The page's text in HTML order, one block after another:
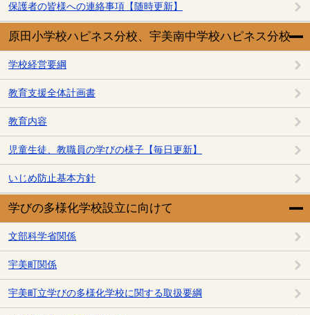
保護者の皆様への連絡事項【随時更新】
原田小学校ハピネス分校、宇美南中学校ハピネス分校
学校経営要綱
教育支援全体計画書
教育内容
児童生徒、教職員の学びの様子【毎日更新】
いじめ防止基本方針
学びの多様化学校設立に向けて
文部科学省関係
宇美町関係
宇美町立学びの多様化学校に関する取扱要綱